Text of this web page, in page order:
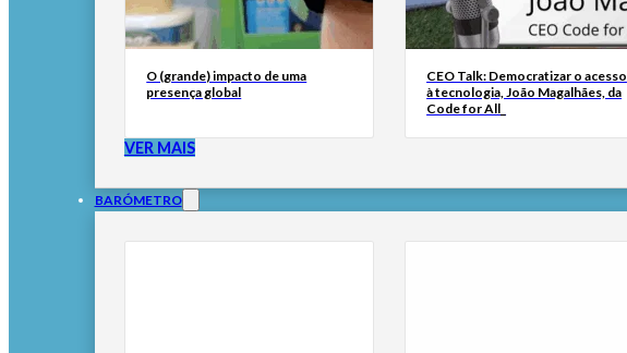
O (grande) impacto de uma
presença global
CEO Talk: Democratizar o acesso
à tecnologia, João Magalhães, da
Code for All_
VER MAIS
BARÓMETRO